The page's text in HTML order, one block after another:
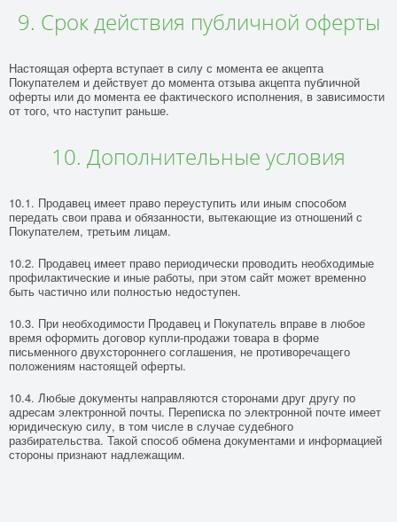
9. Срок действия публичной оферты
Настоящая оферта вступает в силу с момента ее акцепта
Покупателем и действует до момента отзыва акцепта публичной
оферты или до момента ее фактического исполнения, в зависимости
от того, что наступит раньше.
10. Дополнительные условия
10.1. Продавец имеет право переуступить или иным способом
передать свои права и обязанности, вытекающие из отношений с
Покупателем, третьим лицам.
10.2. Продавец имеет право периодически проводить необходимые
профилактические и иные работы, при этом сайт может временно
быть частично или полностью недоступен.
10.3. При необходимости Продавец и Покупатель вправе в любое
время оформить договор купли-продажи товара в форме
письменного двухстороннего соглашения, не противоречащего
положениям настоящей оферты.
10.4. Любые документы направляются сторонами друг другу по
адресам электронной почты. Переписка по электронной почте имеет
юридическую силу, в том числе в случае судебного
разбирательства. Такой способ обмена документами и информацией
стороны признают надлежащим.